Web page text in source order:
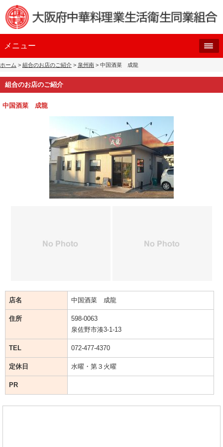
メニュー
ホーム > 組合のお店のご紹介 > 泉州南 > 中国酒菜 成龍
組合のお店のご紹介
中国酒菜 成龍
店名 中国酒菜 成龍
住所
598-0063
泉佐野市湊3-1-13
TEL 072-477-4370
定休日 水曜・第３火曜
PR